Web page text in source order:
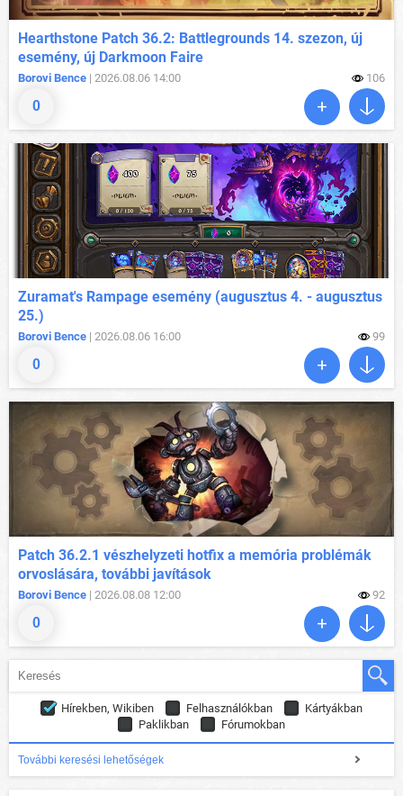
0
Hearthstone Patch 36.2: Battlegrounds 14. szezon, új
esemény, új Darkmoon Faire
Borovi Bence | 2026.08.06 14:00 106
0
Zuramat's Rampage esemény (augusztus 4. - augusztus
25.)
Borovi Bence | 2026.08.06 16:00 99
0
Patch 36.2.1 vészhelyzeti hotfix a memória problémák
orvoslására, további javítások
Borovi Bence | 2026.08.08 12:00 92
Hírekben, Wikiben Felhasználókban
Kártyákban
Paklikban
Fórumokban
További keresési lehetőségek